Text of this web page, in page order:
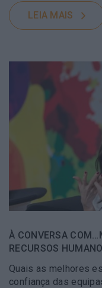
LEIA MAIS
À CONVERSA
RECURSOS
Quais as melhores
confiança das